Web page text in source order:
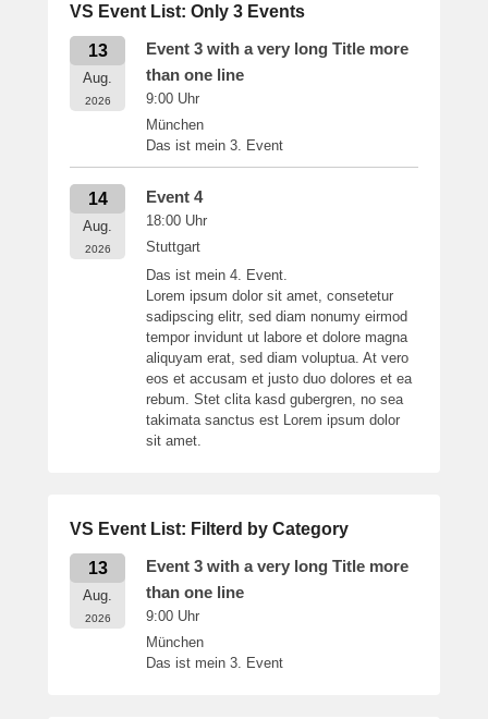
VS Event List: Only 3 Events
13
Aug.
2026
Event 3 with a very long Title more
than one line
9:00 Uhr
München
Das ist mein 3. Event
14
Aug.
2026
Event 4
18:00 Uhr
Stuttgart
Das ist mein 4. Event.
Lorem ipsum dolor sit amet, consetetur
sadipscing elitr, sed diam nonumy eirmod
tempor invidunt ut labore et dolore magna
aliquyam erat, sed diam voluptua. At vero
eos et accusam et justo duo dolores et ea
rebum. Stet clita kasd gubergren, no sea
takimata sanctus est Lorem ipsum dolor
sit amet.
VS Event List: Filterd by Category
13
Aug.
2026
Event 3 with a very long Title more
than one line
9:00 Uhr
München
Das ist mein 3. Event